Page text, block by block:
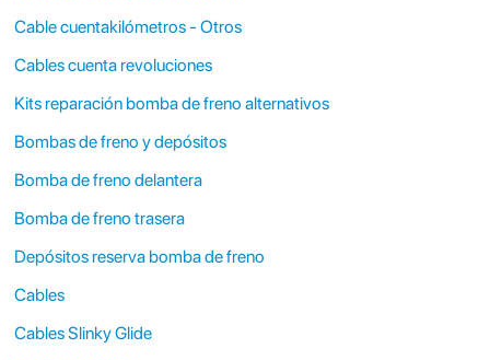
Cable cuentakilómetros - Otros
Cables cuenta revoluciones
Kits reparación bomba de freno alternativos
Bombas de freno y depósitos
Bomba de freno delantera
Bomba de freno trasera
Depósitos reserva bomba de freno
Cables
Cables Slinky Glide